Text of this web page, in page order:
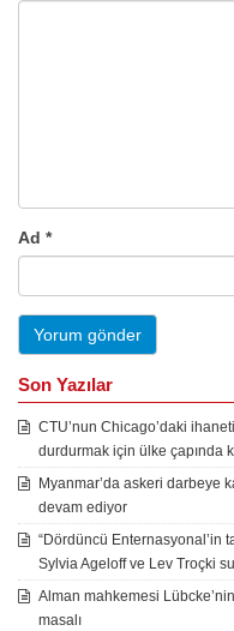
Ad *
Son Yazılar
CTU’nun Chicago’daki
durdurmak için ülke çapında
Myanmar’da askeri darbeye
devam ediyor
“Dördüncü Enternasyonal’in
Sylvia Ageloff ve Lev Troçki
Alman mahkemesi
masalı